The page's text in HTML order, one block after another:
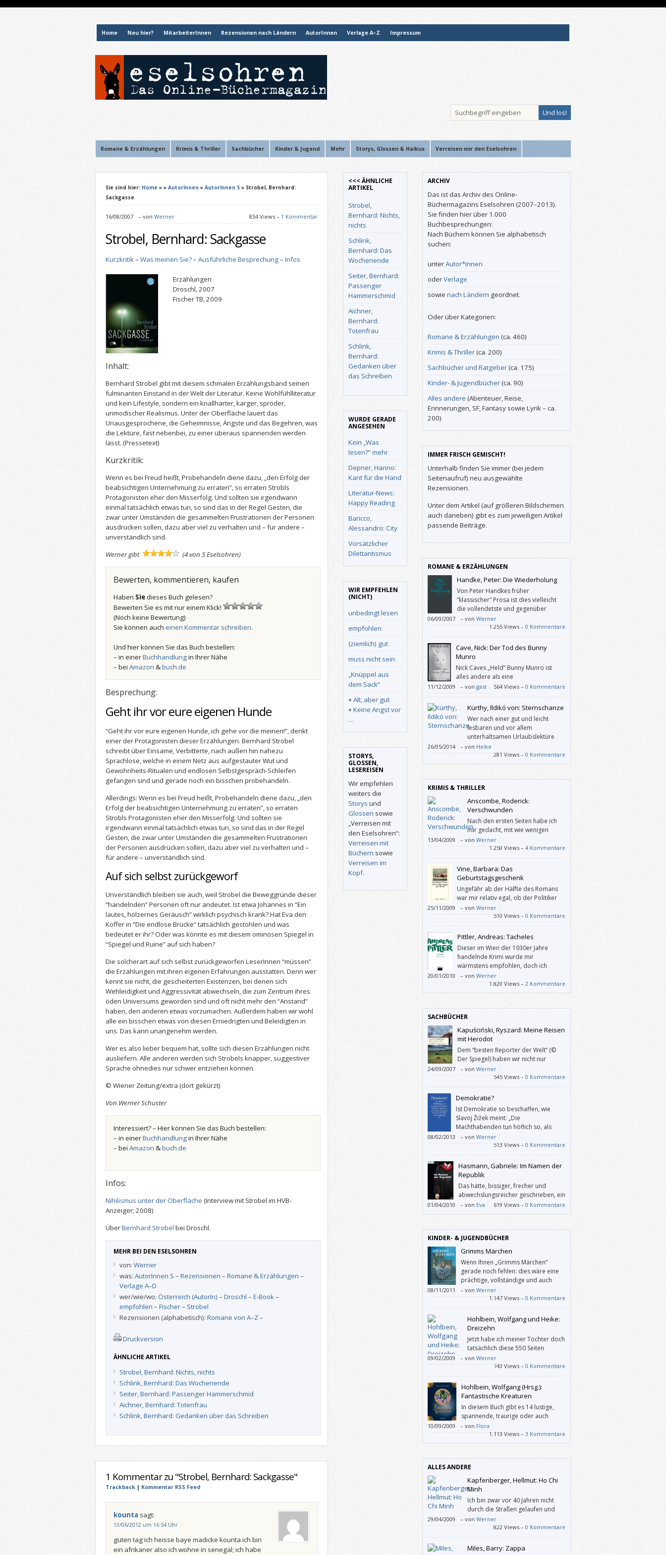
Home Neu hier? MitarbeiterInnen Rezensionen nach Ländern AutorInnen Verlage A–Z Impressum
Romane & Erzählungen Krimis & Thriller Sachbücher Kinder & Jugend Mehr Storys, Glossen & Haikus Verreisen mir den Eselsohren
Sie sind hier: Home » » AutorInnen » AutorInnen S » Strobel, Bernhard:
Sackgasse
16/08/2007 – von Werner 834 Views – 1 Kommentar
Strobel, Bernhard: Sackgasse
Kurzkritik– Was meinen Sie?– Ausführliche Besprechung– Infos
Erzählungen
Droschl, 2007
Fischer TB, 2009
Inhalt:
Bernhard Strobel gibt mit diesem schmalen Erzählungsband seinen
fulminanten Einstand in der Welt der Literatur. Keine Wohlfühlliteratur
und kein Lifestyle, sondern ein knallharter, karger, spröder,
unmodischer Realismus. Unter der Oberfläche lauert das
Unausgesprochene, die Geheimnisse, Ängste und das Begehren, was
die Lektüre, fast nebenbei, zu einer überaus spannenden werden
lässt. (Pressetext)
Kurzkritik:
Wenn es bei Freud heißt, Probehandeln diene dazu, „den Erfolg der
beabsichtigen Unternehmung zu erraten”, so erraten Strobls
Protagonisten eher den Misserfolg. Und sollten sie irgendwann
einmal tatsächlich etwas tun, so sind das in der Regel Gesten, die
zwar unter Umständen die gesammelten Frustrationen der Personen
ausdrücken sollen, dazu aber viel zu verhalten und – für andere –
unverständlich sind.
Werner gibt
(4 von 5 Eselsohren)
Bewerten, kommentieren, kaufen
Haben Siedieses Buch gelesen?
Bewerten Sie es mit nur einem Klick!
(Noch keine Bewertung)
Sie können auch einen Kommentar schreiben.
Und hier können Sie das Buch bestellen:
– in einerBuchhandlungin Ihrer Nähe
– bei Amazon &buch.de
Besprechung:
Geht ihr vor eure eigenen Hunde
“Geht ihr vor eure eigenen Hunde, ich gehe vor die meinen!”, denkt
einer der Protagonisten dieser Erzählungen. Bernhard Strobel
schreibt über Einsame, Verbitterte, nach außen hin nahezu
Sprachlose, welche in einem Netz aus aufgestauter Wut und
Gewohnheits-Ritualen und endlosen Selbstgespräch-Schleifen
gefangen sind und gerade noch ein bisschen probehandeln.
Allerdings: Wenn es bei Freud heißt, Probehandeln diene dazu, „den
Erfolg der beabsichtigen Unternehmung zu erraten”, so erraten
Strobls Protagonisten eher den Misserfolg. Und sollten sie
irgendwann einmal tatsächlich etwas tun, so sind das in der Regel
Gesten, die zwar unter Umständen die gesammelten Frustrationen
der Personen ausdrücken sollen, dazu aber viel zu verhalten und –
für andere – unverständlich sind.
Auf sich selbst zurückgeworf
Unverständlich bleiben sie auch, weil Strobel die Beweggründe dieser
“handelnden” Personen oft nur andeutet. Ist etwa Johannes in “Ein
lautes, hölzernes Geräusch” wirklich psychisch krank? Hat Eva den
Koffer in “Die endlose Brücke” tatsächlich gestohlen und was
bedeutet er ihr? Oder was könnte es mit diesem ominösen Spiegel in
“Spiegel und Ruine” auf sich haben?
Die solcherart auf sich selbst zurückgeworfen LeserInnen “müssen”
die Erzählungen mit ihren eigenen Erfahrungen ausstatten. Denn wer
kennt sie nicht, die gescheiterten Existenzen, bei denen sich
Wehleidigkeit und Aggressivität abwechseln, die zum Zentrum ihres
öden Universums geworden sind und oft nicht mehr den “Anstand”
haben, den anderen etwas vorzumachen. Außerdem haben wir wohl
alle ein bisschen etwas von diesen Erniedrigten und Beleidigten in
uns. Das kann unangenehm werden.
Wer es also lieber bequem hat, sollte sich diesen Erzählungen nicht
ausliefern. Alle anderen werden sich Strobels knapper, suggestiver
Sprache ohnedies nur schwer entziehen können.
© Wiener Zeitung/extra (dort gekürzt)
Von Werner Schuster
Interessiert? – Hier können Sie das Buch bestellen:
– in einerBuchhandlungin Ihrer Nähe
– bei Amazon &buch.de
Infos:
Nihilismus unter der Oberfläche (Interview mit Strobel im HVB-
Anzeiger; 2008)
ÜberBernhard Strobel bei Droschl.
MEHR BEI DEN ESELSOHREN
von: Werner
was: AutorInnen S – Rezensionen – Romane & Erzählungen –
Verlage A–D
wer/wie/wo: Österreich (AutorIn) – Droschl – E-Book–
empfohlen – Fischer– Strobel
Rezensionen (alphabetisch): Romane von A–Z–
Druckversion
ÄHNLICHE ARTIKEL
Strobel, Bernhard: Nichts, nichts
Schlink, Bernhard: Das Wochenende
Seiter, Bernhard: Passenger Hammerschmid
Aichner, Bernhard: Totenfrau
Schlink, Bernhard: Gedanken über das Schreiben
1 Kommentar zu "Strobel, Bernhard: Sackgasse"
Trackback | Kommentar RSS Feed
kounta sagt:
13/06/2012 um 16:54 Uhr
guten tag ich heisse baye madicke kounta ich bin
ein afrikaner also ich wohne in senegal; ich habe
<<< ÄHNLICHE
ARTIKEL
Strobel,
Bernhard: Nichts,
nichts
Schlink,
Bernhard: Das
Wochenende
Seiter, Bernhard:
Passenger
Hammerschmid
Aichner,
Bernhard:
Totenfrau
Schlink,
Bernhard:
Gedanken über
das Schreiben
WURDE GERADE
ANGESEHEN
Kein „Was
lesen?“ mehr
Depner, Hanno:
Kant für die Hand
Literatur-News:
Happy Reading
Baricco,
Alessandro: City
Vorsätzlicher
Dilettantismus
WIR EMPFEHLEN
(NICHT)
unbedingt lesen
empfohlen
(ziemlich) gut
muss nicht sein
„Knüppel aus
dem Sack“
+Alt, aber gut
+Keine Angst vor
…
STORYS,
GLOSSEN,
LESEREISEN
Wir empfehlen
weiters die
Storys und
Glossen sowie
„Verreisen mit
den Eselsohren“:
Verreisen mit
Büchern sowie
Verreisen im
Kopf.
ARCHIV
Das ist das Archiv des Online-
Büchermagazins Eselsohren (2007–2013).
Sie finden hier über 1.000
Buchbesprechungen:
Nach Büchern können Sie alphabetisch
suchen:
unterAutor*innen
oderVerlage
sowie nach Ländern geordnet.
Oder über Kategorien:
Romane & Erzählungen (ca. 460)
Krimis & Thriller(ca. 200)
Sachbücher und Ratgeber(ca. 175)
Kinder- & Jugendbücher(ca. 90)
Alles andere (Abenteuer, Reise,
Erinnerungen, SF, Fantasy sowie Lyrik – ca.
200)
IMMER FRISCH GEMISCHT!
Unterhalb finden Sie immer (bei jedem
Seitenaufruf) neu ausgewählte
Rezensionen.
Unter dem Artikel (auf größeren Bildschirmen
auch daneben) gibt es zum jeweiligen Artikel
passende Beiträge.
ROMANE & ERZÄHLUNGEN
Handke, Peter: Die Wiederholung
Von Peter Handkes früher
“klassischer” Prosa ist dies vielleicht
die vollendetste und gegenüber
seinen späteren Werken wohl die
zugänglichste.
06/09/2007 – von Werner
1.255 Views – 0 Kommentare
Cave, Nick: Der Tod des Bunny
Munro
Nick Caves „Held“ Bunny Munro ist
alles andere als eine
Identifikationsfigur.
11/12/2009 – von gast 564 Views – 0 Kommentare
Kürthy, Ildikó von: Sternschanze
Wer nach einer gut und leicht
lesbaren und vor allem
unterhaltsamen Urlaubslektüre
sucht, ist bei diesem Buch bestens
aufgehoben.
26/05/2014 – von Heike
281 Views – 0 Kommentare
KRIMIS & THRILLER
Anscombe, Roderick:
Verschwunden
Nach den ersten Seiten habe ich
mir gedacht, mit wie wenigen
„Strichen“ manche AutorInnen eine
Handlung anreißen können, die einen dann nicht
mehr loslässt. In unserem Fall ist eine Achtjährige
verschwunden, und bald ist klar, dass es sich um
eine Entführung handelt.
13/04/2009 – von Werner
1.250 Views – 4 Kommentare
Vine, Barbara: Das
Geburtstagsgeschenk
Ungefähr ab der Hälfte des Romans
war mir relativ egal, ob der Politiker
nun über die Folgen seiner sexuellen
Vorlieben stolpert oder nicht.
25/11/2009 – von Werner
510 Views – 0 Kommentare
Pittler, Andreas: Tacheles
Dieser im Wien der 1930er Jahre
handelnde Krimi wurde mir
wärmstens empfohlen, doch ich
persönlich wurde nicht recht glücklich
damit.
20/01/2010 – von Werner
1.820 Views – 2 Kommentare
SACHBÜCHER
Kapuściński, Ryszard: Meine Reisen
mit Herodot
Dem “besten Reporter der Welt” (©
Der Spiegel) haben wir nicht nur
zahlreiche aufschlussreiche Berichte
über, ja, über die Welt zu verdanken, sondern
auch dieses persönliche Buch.
24/09/2007 – von Werner
545 Views – 0 Kommentare
Demokratie?
Ist Demokratie so beschaffen, wie
Slavoj Žižek meint: „Die
Machthabenden tun höflich so, als
hätten sie nicht wirklich die Macht, und
bitten uns, frei zu entscheiden, ob wir sie ihnen
geben wollen“?
08/02/2013 – von Werner
513 Views – 0 Kommentare
Hasmann, Gabriele: Im Namen der
Republik
Das hätte, bissiger, frecher und
abwechslungsreicher geschrieben, ein
sehr interessanter Lesestoff sein
können.
01/04/2010 – von Eva 619 Views – 0 Kommentare
KINDER- & JUGENDBÜCHER
Grimms Märchen
Wenn Ihnen „Grimms Märchen“
gerade noch fehlen: dies wäre eine
prächtige, vollständige und auch
noch diensteifrige Ausgabe davon.
08/11/2011 – von Werner
1.147 Views – 0 Kommentare
Hohlbein, Wolfgang und Heike:
Dreizehn
Jetzt habe ich meiner Tochter doch
tatsächlich diese 550 Seiten
vorgelesen. Es war mein erster
Hohlbein, es war ein Vergnügen, und ich halte
den Hintergrund von „Dreizehn“ für plausibler
als den von Stephen Kings „Es“.
09/02/2009 – von Werner
743 Views – 0 Kommentare
Hohlbein, Wolfgang (Hrsg.):
Fantastische Kreaturen
In diesem Buch gibt es 14 lustige,
spannende, traurige oder auch
schöne Geschichten. Mir hat es auch
gefallen, dass jeder Autor eine andere
Schreibweise hat.
10/09/2009 – von Flora
1.113 Views – 3 Kommentare
ALLES ANDERE
Kapfenberger, Hellmut: Ho Chi
Minh
Ich bin zwar vor 40 Jahren nicht
durch die Straßen gelaufen und
habe „Ho-Ho-Ho-Chi-Minh“
skandiert (mit 6?; Anm.), aber dieser Ruf hat sich
irgendwie in mein Gedächtnis gegraben. Und als
ich dieses Buch sah, wollte ich endlich in
29/04/2009 – von Werner
822 Views – 0 Kommentare
Miles, Barry: Zappa